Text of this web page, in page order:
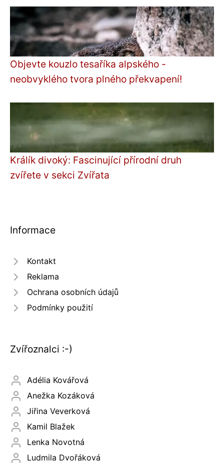
Objevte kouzlo tesaříka alpského -
neobvyklého tvora plného překvapení!
Králík divoký: Fascinující přírodní druh
zvířete v sekci Zvířata
Informace
Kontakt
Reklama
Ochrana osobních údajů
Podmínky použití
Zvířoznalci :-)
Adélia Kovářová
Anežka Kozáková
Jiřina Veverková
Kamil Blažek
Lenka Novotná
Ludmila Dvořáková